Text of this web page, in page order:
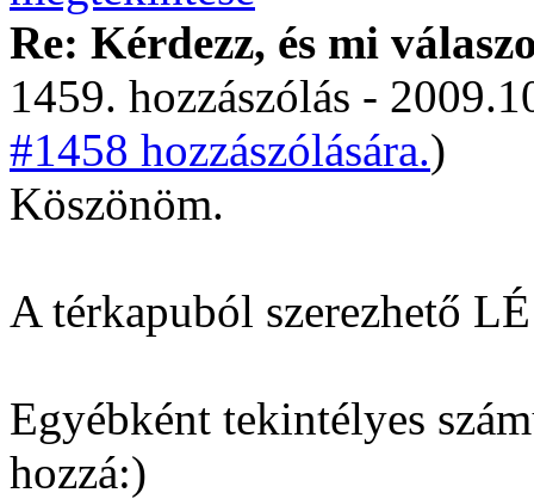
Re: Kérdezz, és mi
1459. hozzászólás -
#1458 hozzászólására.)
Köszönöm.
A térkapuból szerezhető
Egyébként tekintélyes
hozzá:)